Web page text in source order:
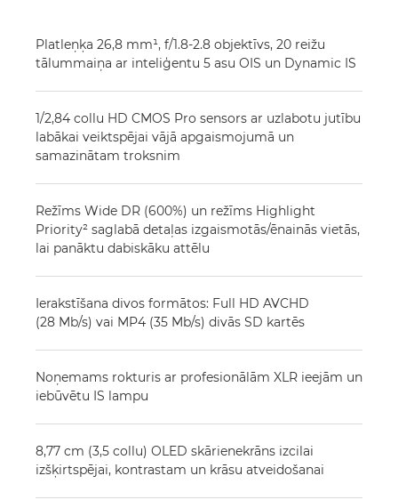
Platleņķa 26,8 mm¹, f/1.8-2.8 objektīvs, 20 reižu
tālummaiņa ar inteliģentu 5 asu OIS un Dynamic IS
1/2,84 collu HD CMOS Pro sensors ar uzlabotu jutību
labākai veiktspējai vājā apgaismojumā un
samazinātam troksnim
Režīms Wide DR (600%) un režīms Highlight
Priority² saglabā detaļas izgaismotās/ēnainās vietās,
lai panāktu dabiskāku attēlu
Ierakstīšana divos formātos: Full HD AVCHD
(28 Mb/s) vai MP4 (35 Mb/s) divās SD kartēs
Noņemams rokturis ar profesionālām XLR ieejām un
iebūvētu IS lampu
8,77 cm (3,5 collu) OLED skārienekrāns izcilai
izšķirtspējai, kontrastam un krāsu atveidošanai